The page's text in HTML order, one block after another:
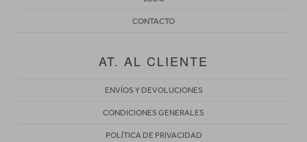
CONTACTO
AT. AL CLIENTE
ENVÍOS Y DEVOLUCIONES
CONDICIONES GENERALES
POLÍTICA DE PRIVACIDAD